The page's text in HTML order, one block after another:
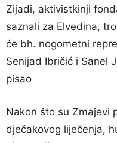
Zijadi, aktivistkinji
saznali za Elvedina,
će bh. nogometni
Senijad Ibričić i Sanel
pisao
Nakon što su Zmajevi
dječakovog liječenja,